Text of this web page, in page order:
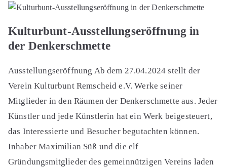
Kulturbunt-Ausstellungseröffnung in
der Denkerschmette
Ausstellungseröffnung Ab dem 27.04.2024 stellt der
Verein Kulturbunt Remscheid e.V. Werke seiner
Mitglieder in den Räumen der Denkerschmette aus. Jeder
Künstler und jede Künstlerin hat ein Werk beigesteuert,
das Interessierte und Besucher begutachten können.
Inhaber Maximilian Süß und die elf
Gründungsmitglieder des gemeinnützigen Vereins laden